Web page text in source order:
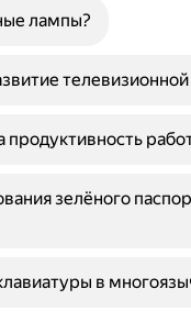
лампы?
продуктивность
зелёного
в